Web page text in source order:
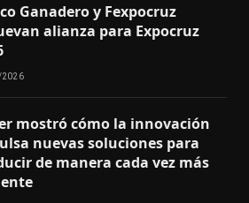
Ganadero y Fexpocruz
alianza para Expocruz
mostró cómo la innovación
nuevas soluciones para
de manera cada vez más